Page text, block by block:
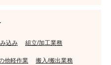
込み 組立/加工業務
他軽作業 搬入/搬出業務